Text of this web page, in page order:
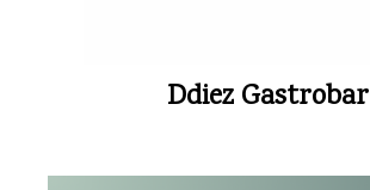
Ddiez Gastrobar